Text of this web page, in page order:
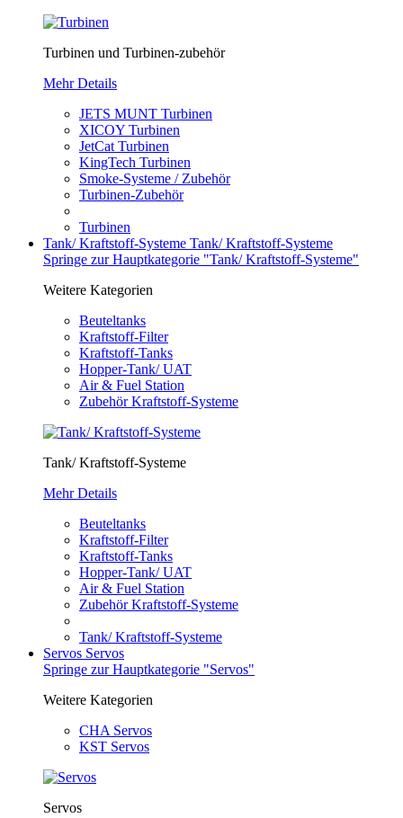
Turbinen und Turbinen-zubehör
Mehr Details
JETS MUNT Turbinen
XICOY Turbinen
JetCat Turbinen
KingTech Turbinen
Smoke-Systeme / Zubehör
Turbinen-Zubehör
Turbinen
Tank/ Kraftstoff-Systeme Tank/ Kraftstoff-Systeme
Springe zur Hauptkategorie "Tank/ Kraftstoff-Systeme"
Weitere Kategorien
Beuteltanks
Kraftstoff-Filter
Kraftstoff-Tanks
Hopper-Tank/ UAT
Air & Fuel Station
Zubehör Kraftstoff-Systeme
Tank/ Kraftstoff-Systeme
Mehr Details
Beuteltanks
Kraftstoff-Filter
Kraftstoff-Tanks
Hopper-Tank/ UAT
Air & Fuel Station
Zubehör Kraftstoff-Systeme
Tank/ Kraftstoff-Systeme
Servos Servos
Springe zur Hauptkategorie "Servos"
Weitere Kategorien
CHA Servos
KST Servos
Servos